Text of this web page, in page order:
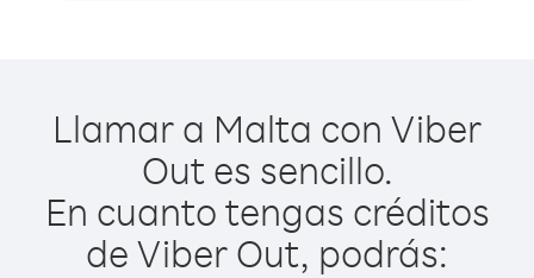
Llamar a Malta con Viber
Out es sencillo.
En cuanto tengas créditos
de Viber Out, podrás: